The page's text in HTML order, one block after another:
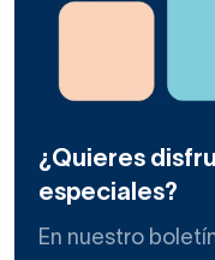
¿Quieres
especiales?
En nuestro